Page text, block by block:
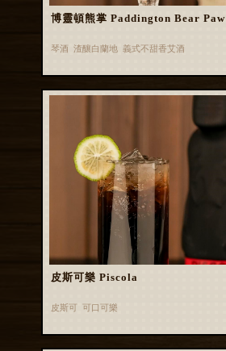
博靈頓熊掌 Paddington Bear Paw
琴酒 渣釀白蘭地 義式不甜香艾酒
皮斯可樂 Piscola
皮斯可 可口可樂